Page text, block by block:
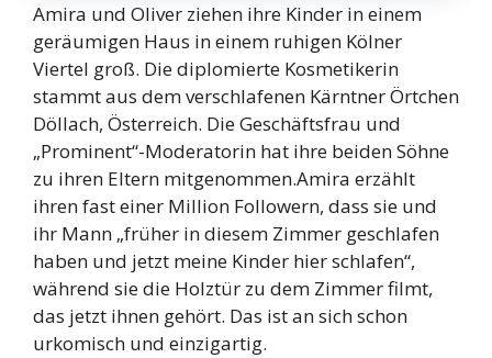
Amira und Oliver ziehen ihre Kinder in einem
geräumigen Haus in einem ruhigen Kölner
Viertel groß. Die diplomierte Kosmetikerin
stammt aus dem verschlafenen Kärntner Örtchen
Döllach, Österreich. Die Geschäftsfrau und
„Prominent“-Moderatorin hat ihre beiden Söhne
zu ihren Eltern mitgenommen.Amira erzählt
ihren fast einer Million Followern, dass sie und
ihr Mann „früher in diesem Zimmer geschlafen
haben und jetzt meine Kinder hier schlafen“,
während sie die Holztür zu dem Zimmer filmt,
das jetzt ihnen gehört. Das ist an sich schon
urkomisch und einzigartig.